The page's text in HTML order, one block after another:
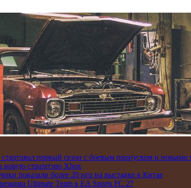
первый сезон с боевым пропуском и новыми
стратегию Xbox
показали более 20 игр на выставке в Китае
Ultimate Team в EA Sports FC 27